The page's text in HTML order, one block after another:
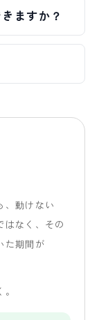
ますか？
、動けない
なく、 その
た期間が